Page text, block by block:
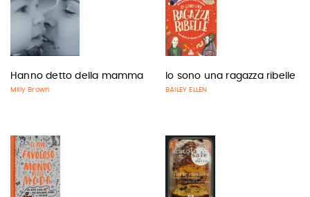
Hanno detto della mamma
Milly Brown
Io sono una ragazza ribelle
BAILEY ELLEN